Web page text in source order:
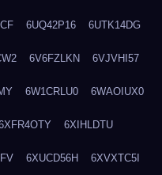
6UQ42P16 6UTK14DG
6V6FZLKN 6VJVHI57
6W1CRLU0 6WAOIUX0
6XIHLDTU
6XUCD56H 6XVXTC5I